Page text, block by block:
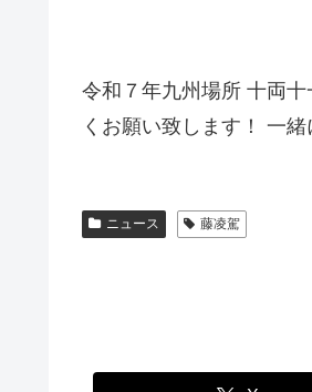
令和７年九州場所 十両
くお願い致します！ 一
ニュース 藤凌駕